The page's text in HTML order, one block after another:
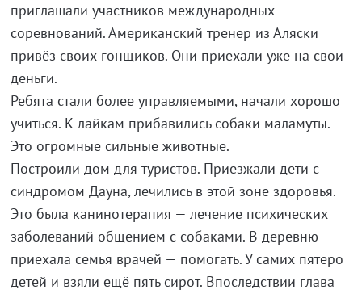
приглашали участников международных
соревнований. Американский тренер из Аляски
привёз своих гонщиков. Они приехали уже на свои
деньги.
Ребята стали более управляемыми, начали хорошо
учиться. К лайкам прибавились собаки маламуты.
Это огромные сильные животные.
Построили дом для туристов. Приезжали дети с
синдромом Дауна, лечились в этой зоне здоровья.
Это была канинотерапия — лечение психических
заболеваний общением с собаками. В деревню
приехала семья врачей — помогать. У самих пятеро
детей и взяли ещё пять сирот. Впоследствии глава